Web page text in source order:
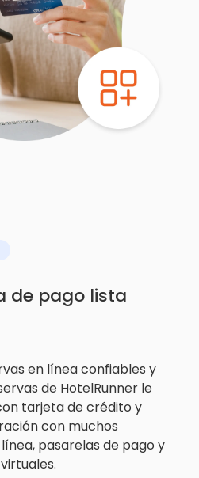
de pago lista
en línea confiables y
de HotelRunner le
tarjeta de crédito y
con muchos
pasarelas de pago y